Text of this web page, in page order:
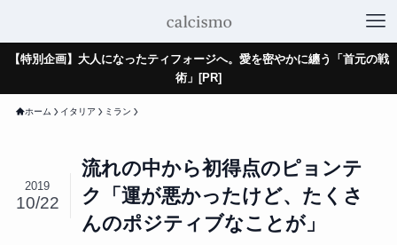
【特別企画】大人になったティフォージへ。愛を密やかに纏う「首元の戦
術」[PR]
ホーム イタリア ミラン
流れの中から初得点のピョンテ
ク「運が悪かったけど、たくさ
んのポジティブなことが」
2019
10/22